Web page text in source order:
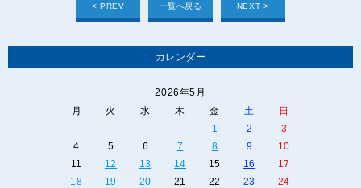
< PREV 一覧へ戻る NEXT >
カレンダー
2026年5月
月
火 水 木 金 土 日
1 2
3
4
5 6 7 8 9
10
11
12 13 14 15 16
17
18
19 20 21 22 23
24